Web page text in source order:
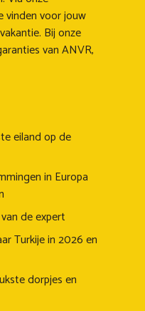
vinden voor jouw
Bij onze
van ANVR,
eiland op de
in Europa
de expert
Turkije in 2026 en
dorpjes en